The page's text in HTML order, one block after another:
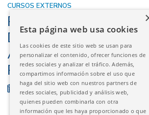
CURSOS EXTERNOS
PAMPLONA –
DIGITAL MARPE &
AUTOLIGADO CON
PRESCRIPCIÓN
07/06/2025
Esta página web usa cookies
Las cookies de este sitio web se usan para
personalizar el contenido, ofrecer funciones de
redes sociales y analizar el tráfico. Además,
compartimos información sobre el uso que
haga del sitio web con nuestros partners de
redes sociales, publicidad y análisis web,
quienes pueden combinarla con otra
información que les haya proporcionado o que